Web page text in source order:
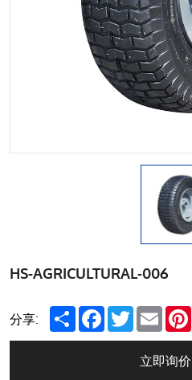
HS-AGRICULTURAL-006
分享: Share FacebookTwitterEmail
立即询价